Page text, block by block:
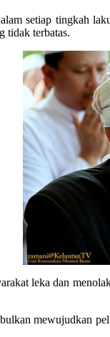
setiap tingkah
tidak terbatas.
leka dan
mewujudkan